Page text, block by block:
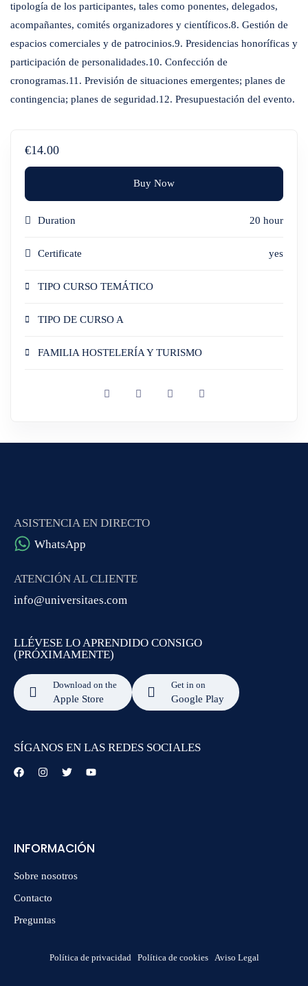
tipología de los participantes, tales como ponentes, delegados,
acompañantes, comités organizadores y científicos.8. Gestión de
espacios comerciales y de patrocinios.9. Presidencias honoríficas y
participación de personalidades.10. Confección de
cronogramas.11. Previsión de situaciones emergentes; planes de
contingencia; planes de seguridad.12. Presupuestación del evento.
€14.00
Buy Now
Duration 20 hour
Certificate yes
TIPO CURSO TEMÁTICO
TIPO DE CURSO A
FAMILIA HOSTELERÍA Y TURISMO
INFORMACIÓN
Sobre nosotros
Contacto
Preguntas
ASISTENCIA EN DIRECTO
WhatsApp
ATENCIÓN AL CLIENTE
info@universitaes.com
LLÉVESE LO APRENDIDO CONSIGO
(PRÓXIMAMENTE)
Download on the
Apple Store
Get in on
Google Play
SÍGANOS EN LAS REDES SOCIALES
Política de privacidad Política de cookies Aviso Legal